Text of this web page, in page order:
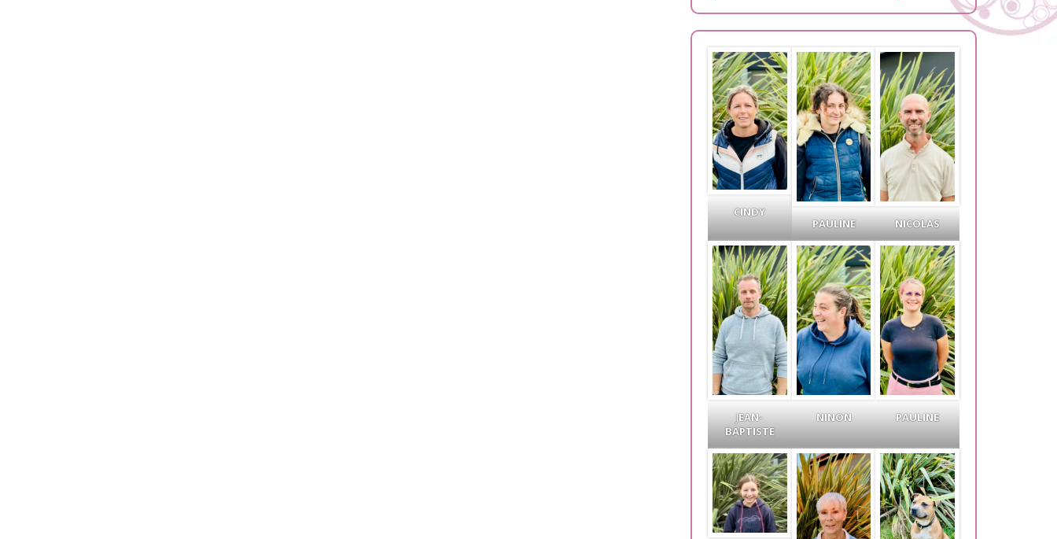
CINDY
PAULINE
NICOLAS
JEAN-
BAPTISTE
NINON PAULINE